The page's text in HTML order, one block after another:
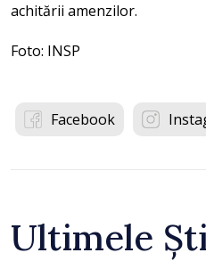
achitării amenzilor.
Foto: INSP
Facebook
Ultimele